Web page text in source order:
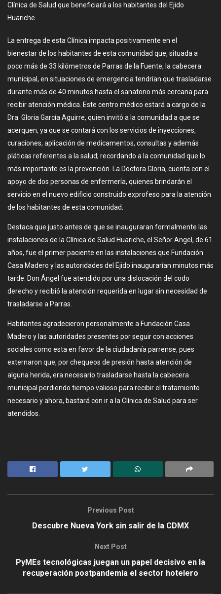
Clínica de Salud que beneficiará a los habitantes del Ejido
Huariche.
La entrega de esta Clínica impacta positivamente en el
bienestar de los habitantes de esta comunidad que, situada a
poco más de 33 kilómetros de Parras de la Fuente, la cabecera
municipal, en situaciones de emergencia tendrían que trasladarse
durante más de 40 minutos hasta el sanatorio más cercana para
recibir atención médica. Este centro médico estará a cargo de la
Dra. Gloria García Aguirre, quien invitó a la comunidad a que se
acerquen, ya que se contará con los servicios de inyecciones,
curaciones, aplicación de medicamentos, consultas y además
pláticas referentes a la salud; recordando a la comunidad que lo
más importante es la prevención. La Doctora Gloria, cuenta con el
apoyo de dos personas de enfermería, quienes brindarán el
servicio en el nuevo edificio construido exprofeso para la atención
de los habitantes de esta comunidad.
Destaca que justo antes de que se inauguraran formalmente las
instalaciones de la Clínica de Salud Huariche, el Señor Angel, de 61
años, fue el primer paciente en las instalaciones que Fundación
Casa Madero y las autoridades del Ejido inaugurarían minutos más
tarde. Don Ángel fue atendido por una dislocación del codo
derecho y recibió la atención requerida en lugar sin necesidad de
trasladarse a Parras.
Habitantes agradecieron personalmente a Fundación Casa
Madero y las autoridades presentes por seguir con acciones
sociales como esta en favor de la ciudadanía parrense, pues
externaron que, por chequeos de presión hasta atención de
alguna herida, era necesario trasladarse hasta la cabecera
municipal perdiendo tiempo valioso para recibir el tratamiento
necesario y ahora, bastará con ir a la Clínica de Salud para ser
atendidos.
Previous Post
Descubre Nueva York sin salir de la CDMX
Next Post
PyMEs tecnológicas juegan un papel decisivo en la
recuperación postpandemia el sector hotelero